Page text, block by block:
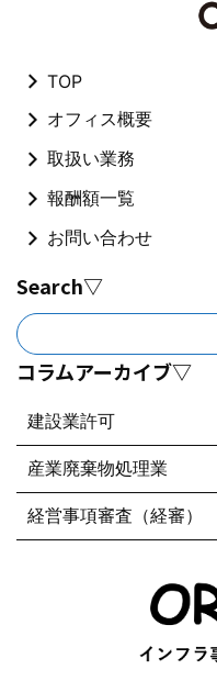
TOP
オフィス概要
取扱い業務
報酬額一覧
お問い合わせ
Search▽
コラムアーカイブ▽
建設業許可
産業廃棄物処理業
経営事項審査（経審）